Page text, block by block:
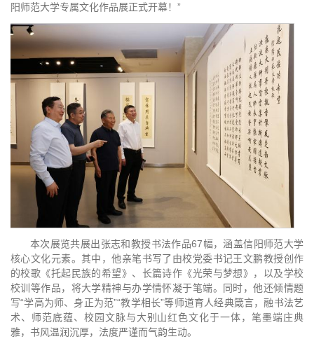
阳师范大学专属文化作品展正式开幕！”
本次展览共展出张志和教授书法作品67幅，涵盖信阳师范大学
核心文化元素。其中，他亲笔书写了由校党委书记王文鹏教授创作
的校歌《托起民族的希望》、长篇诗作《光荣与梦想》，以及学校
校训等作品，将大学精神与办学情怀凝于笔端。同时，他还倾情题
写“学高为师、身正为范”“教学相长”等师道育人经典箴言，融书法艺
术、师范底蕴、校园文脉与大别山红色文化于一体，笔墨端庄典
雅，书风温润沉厚，法度严谨而气韵生动。